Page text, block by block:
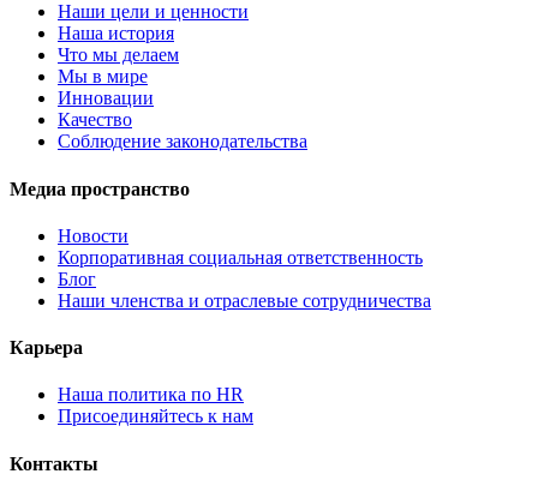
Наши цели и ценности
Наша история
Что мы делаем
Мы в мире
Инновации
Качество
Соблюдение законодательства
Медиа пространство
Новости
Корпоративная социальная ответственность
Блог
Наши членства и отраслевые сотрудничества
Карьера
Наша политика по HR
Присоединяйтесь к нам
Контакты